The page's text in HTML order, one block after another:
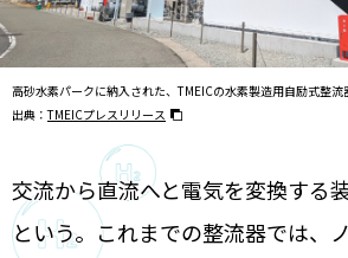
高砂水素パークに納入された、TMEICの水素製造用自励式整流
出典：TMEICプレスリリース
交流から直流へと電気を変換する
という。これまでの整流器では、